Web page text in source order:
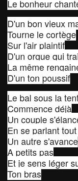
Le bonheur
D'un bon vieux
Tourne le cortège
Sur l'air plaintif
D'un orgue qui
La même
D'un ton poussif
Le bal sous la
Commence déjà
Un couple
En se parlant
Un autre s'avance
A petits pas
Et je sens léger
Ton bras